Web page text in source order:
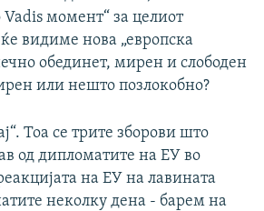
Vadis момент“ за целиот
видиме нова „европска
обединет, мирен и слободен
или нешто позлокобно?
Тоа се трите зборови што
од дипломатите на ЕУ во
на ЕУ на лавината
неколку дена - барем на